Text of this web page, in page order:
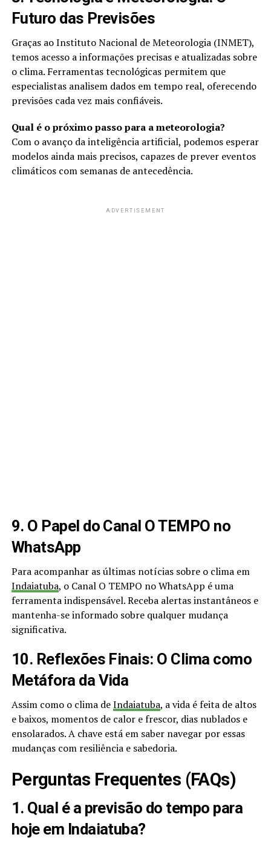
Futuro das Previsões
Graças ao Instituto Nacional de Meteorologia (INMET),
temos acesso a informações precisas e atualizadas sobre
o clima. Ferramentas tecnológicas permitem que
especialistas analisem dados em tempo real, oferecendo
previsões cada vez mais confiáveis.
Qual é o próximo passo para a meteorologia?
Com o avanço da inteligência artificial, podemos esperar
modelos ainda mais precisos, capazes de prever eventos
climáticos com semanas de antecedência.
ADVERTISEMENT
9. O Papel do Canal O TEMPO no
WhatsApp
Para acompanhar as últimas notícias sobre o clima em
Indaiatuba, o Canal O TEMPO no WhatsApp é uma
ferramenta indispensável. Receba alertas instantâneos e
mantenha-se informado sobre qualquer mudança
significativa.
10. Reflexões Finais: O Clima como
Metáfora da Vida
Assim como o clima deIndaiatuba, a vida é feita de altos
e baixos, momentos de calor e frescor, dias nublados e
ensolarados. A chave está em saber navegar por essas
mudanças com resiliência e sabedoria.
Perguntas Frequentes (FAQs)
1. Qual é a previsão do tempo para
hoje em Indaiatuba?